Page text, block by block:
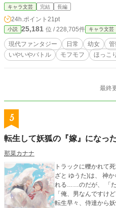
か。 ❓❕完結しました❕❓ 画像はイメージで、登場キャラと
キャラ文芸 完結 長編
24h.ポイント 21pt
小説 25,181 位 / 228,705件 キャラ文芸
現代ファンタジー 日常 幼女 管
いやいやバトル
モフモフ ほっこり
最終
5
転生して妖狐の『嫁』になっ
那菜カナナ
トラックに轢かれて
ざと ゆうた)は、 神
れる……のだが、 「ただし、妖力は【胸】から出る！」
「俺、男なんですけど……？」 抗議する間
転生早々、侍達から